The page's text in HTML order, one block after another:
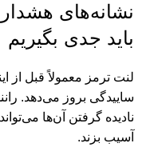
نشانه‌های
باید جدی بگیریم
لنت ترمز معمولاً قبل از
ساییدگی بروز می‌دهد.
نادیده گرفتن آن‌ها
آسیب بزند.